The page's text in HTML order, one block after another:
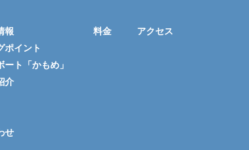
報
ポイント
ート「かもめ」
介
せ
料金 アクセス